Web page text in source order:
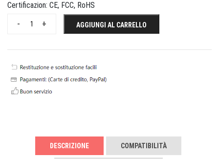
Certificazion: CE, FCC, RoHS
+
- AGGIUNGI AL CARRELLO
DESCRIZIONE COMPATIBILITÀ